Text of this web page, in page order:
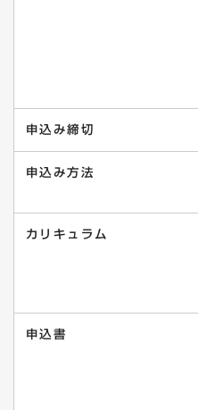
申込み締切
申込み方法
カリキュラム
申込書